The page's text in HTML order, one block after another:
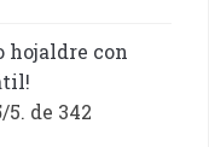
hojaldre con
/5. de 342